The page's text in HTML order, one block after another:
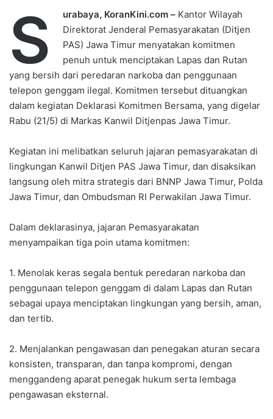
S urabaya, KoranKini.com – Kantor Wilayah
Direktorat Jenderal Pemasyarakatan (Ditjen
PAS) Jawa Timur menyatakan komitmen
penuh untuk menciptakan Lapas dan Rutan
yang bersih dari peredaran narkoba dan penggunaan
telepon genggam ilegal. Komitmen tersebut dituangkan
dalam kegiatan Deklarasi Komitmen Bersama, yang digelar
Rabu (21/5) di Markas Kanwil Ditjenpas Jawa Timur.
Kegiatan ini melibatkan seluruh jajaran pemasyarakatan di
lingkungan Kanwil Ditjen PAS Jawa Timur, dan disaksikan
langsung oleh mitra strategis dari BNNP Jawa Timur, Polda
Jawa Timur, dan Ombudsman RI Perwakilan Jawa Timur.
Dalam deklarasinya, jajaran Pemasyarakatan
menyampaikan tiga poin utama komitmen:
1. Menolak keras segala bentuk peredaran narkoba dan
penggunaan telepon genggam di dalam Lapas dan Rutan
sebagai upaya menciptakan lingkungan yang bersih, aman,
dan tertib.
2. Menjalankan pengawasan dan penegakan aturan secara
konsisten, transparan, dan tanpa kompromi, dengan
menggandeng aparat penegak hukum serta lembaga
pengawasan eksternal.